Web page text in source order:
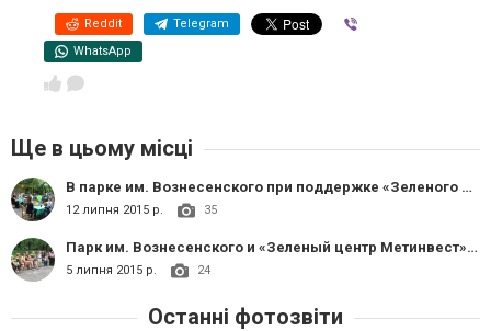
Reddit Telegram
WhatsApp
Ще в цьому місці
В парке им. Вознесенского при поддержке «Зеленого центра» провели семейную конкурсно-развлекательную программу «Как планете остаться голубой» (в формате интеллектуальной игры «Что? Где? когда?»)
12 липня 2015 р. 35
Парк им. Вознесенского и «Зеленый центр Метинвест» провели семейную викторину с творческими заданиями «Вода - источник жизни»
5 липня 2015 р. 24
Останні фотозвіти